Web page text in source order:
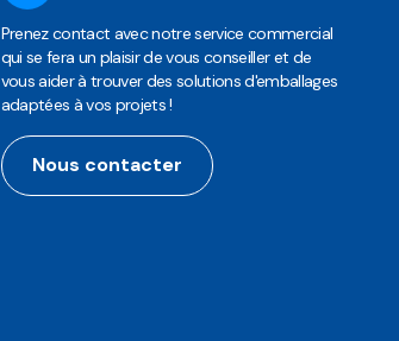
Prenez contact avec notre service commercial
qui se fera un plaisir de vous conseiller et de
vous aider à trouver des solutions d'emballages
adaptées à vos projets !
Nous contacter